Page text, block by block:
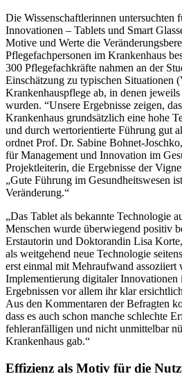
Die Wissenschaftlerinnen untersuchten
Innovationen – Tablets und Smart
Motive und Werte die
Pflegefachpersonen im Krankenhaus
300 Pflegefachkräfte nahmen an der
Einschätzung zu typischen Situationen
Krankenhauspflege ab, in denen
wurden. “Unsere Ergebnisse zeigen,
Krankenhaus grundsätzlich eine hohe
und durch wertorientierte Führung gut
ordnet Prof. Dr. Sabine Bohnet-
für Management und Innovation im
Projektleiterin, die Ergebnisse der
„Gute Führung im Gesundheitswesen
Veränderung.“
„Das Tablet als bekannte Technologie
Menschen wurde überwiegend positiv
Erstautorin und Doktorandin Lisa
als weitgehend neue Technologie
erst einmal mit Mehraufwand assoziiert
Implementierung digitaler Innovationen
Ergebnissen vor allem ihr klar
Aus den Kommentaren der Befragten
dass es auch schon manche schlechte
fehleranfälligen und nicht unmittelbar
Krankenhaus gab.“
Effizienz als Motiv für die